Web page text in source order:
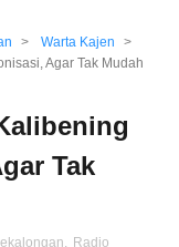
> Warta Kajen
>
Agar Tak Mudah
Tak
, Radio